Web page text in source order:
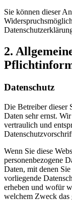
Sie können dieser
2.
Datenschutz
Die Betreiber dieser
Daten sehr ernst.
vertraulich und
Wenn Sie diese
personenbezogene
Daten, mit denen
vorliegende
erheben und wofür
welchem Zweck das